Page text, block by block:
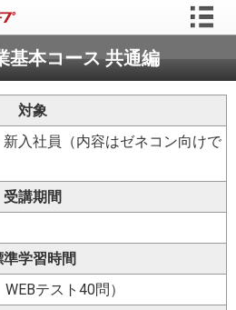
基本コース 共通編
対象
入社員（内容はゼネコン向けで
受講期間
準学習時間
テスト40問）